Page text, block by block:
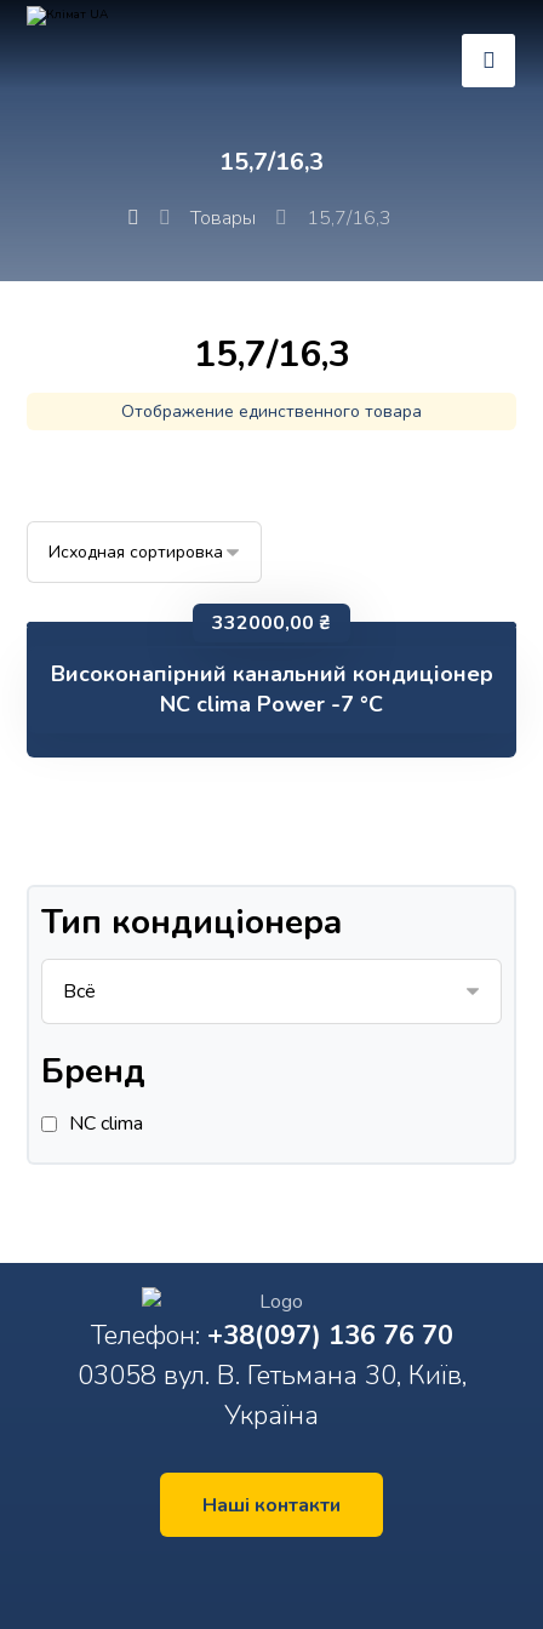
15,7/16,3
Товары 15,7/16,3
15,7/16,3
Отображение единственного товара
Високонапірний канальний кондиціонер
NC clima Power -7 °C
332000,00 ₴
Тип кондиціонера
Бренд
NC clima
Телефон: +38(097) 136 76 70
03058 вул. В. Гетьмана 30, Київ,
Україна
Наші контакти